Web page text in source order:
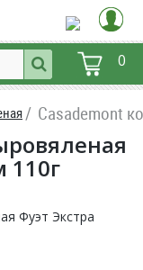
0
Casademont
110г